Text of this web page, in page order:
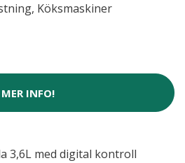
, Köksmaskiner
MER INFO!
3,6L med digital kontroll